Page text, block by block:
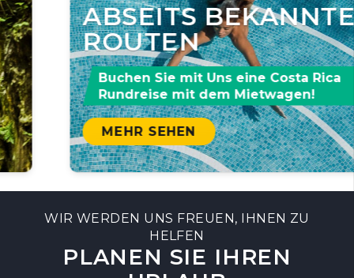
ABSEITS BEKANNTER
ROUTEN
Buchen Sie mit Uns eine Costa Rica
Rundreise mit dem Mietwagen!
MEHR SEHEN
WIR WERDEN UNS FREUEN, IHNEN ZU
HELFEN
PLANEN SIE IHREN